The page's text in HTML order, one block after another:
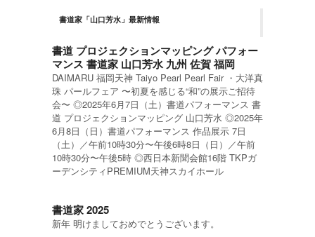
書道家「山口芳水」最新情報
書道 プロジェクションマッピング パフォー
マンス 書道家 山口芳水 九州 佐賀 福岡
DAIMARU 福岡天神 Taiyo Pearl Pearl Fair ・大洋真
珠 パールフェア 〜初夏を感じる“和”の展示ご招待
会〜 ◎2025年6月7日（土）書道パフォーマンス 書
道 プロジェクションマッピング 山口芳水 ◎2025年
6月8日（日）書道パフォーマンス 作品展示 7日
（土）／午前10時30分〜午後6時8日（日）／午前
10時30分〜午後5時 ◎西日本新聞会館16階 TKPガ
ーデンシティPREMIUM天神スカイホール
書道家 2025
新年 明けましておめでとうございます。